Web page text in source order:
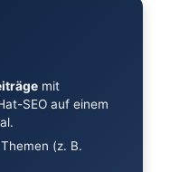
mit
SEO auf einem
(z. B.